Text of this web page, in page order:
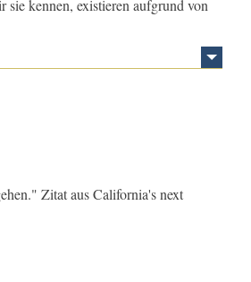
kennen, existieren aufgrund von
Zitat aus California's next